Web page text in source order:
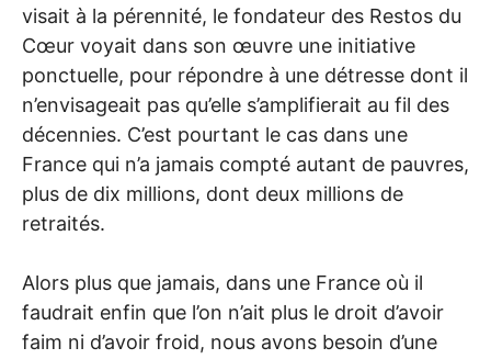
visait à la pérennité, le fondateur des Restos du
Cœur voyait dans son œuvre une initiative
ponctuelle, pour répondre à une détresse dont il
n’envisageait pas qu’elle s’amplifierait au fil des
décennies. C’est pourtant le cas dans une
France qui n’a jamais compté autant de pauvres,
plus de dix millions, dont deux millions de
retraités.
Alors plus que jamais, dans une France où il
faudrait enfin que l’on n’ait plus le droit d’avoir
faim ni d’avoir froid, nous avons besoin d’une